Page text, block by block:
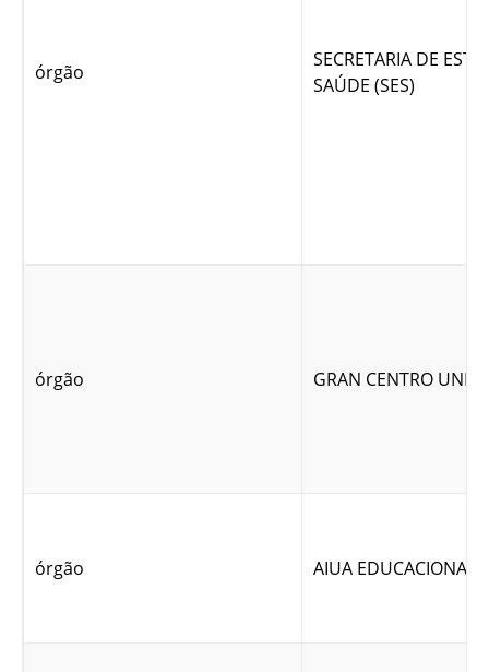
órgão
SECRETARIA DE
SAÚDE (SES)
órgão GRAN CENTRO
órgão AIUA EDUCACIONAL